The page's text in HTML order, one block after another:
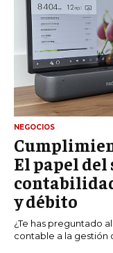
NEGOCIOS
El papel del
y débito
¿Te has preguntado
contable a la gestión